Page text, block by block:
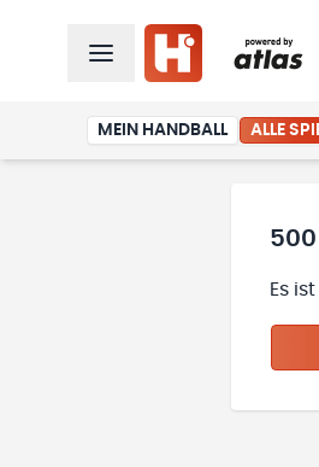
MEIN HANDBALL ALLE
500
Es